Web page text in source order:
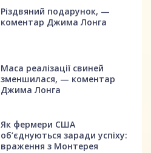
Різдвяний подарунок, —
коментар Джима Лонга
Маса реалізації свиней
зменшилася, — коментар
Джима Лонга
Як фермери США
об’єднуються заради успіху:
враження з Монтерея